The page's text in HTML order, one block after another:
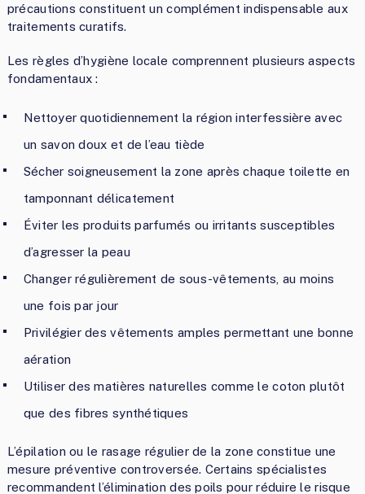
précautions constituent un complément indispensable aux
traitements curatifs.
Les règles d’hygiène locale comprennent plusieurs aspects
fondamentaux :
Nettoyer quotidiennement la région interfessière avec
un savon doux et de l’eau tiède
Sécher soigneusement la zone après chaque toilette en
tamponnant délicatement
Éviter les produits parfumés ou irritants susceptibles
d’agresser la peau
Changer régulièrement de sous-vêtements, au moins
une fois par jour
Privilégier des vêtements amples permettant une bonne
aération
Utiliser des matières naturelles comme le coton plutôt
que des fibres synthétiques
L’épilation ou le rasage régulier de la zone constitue une
mesure préventive controversée. Certains spécialistes
recommandent l’élimination des poils pour réduire le risque